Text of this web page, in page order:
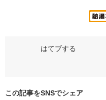
この記事をSNSでシェア